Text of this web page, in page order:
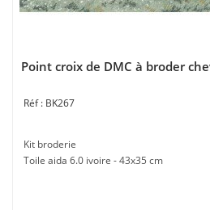
Point croix de DMC à broder
BK267
Kit broderie
Toile aida 6.0 ivoire - 43x35 cm